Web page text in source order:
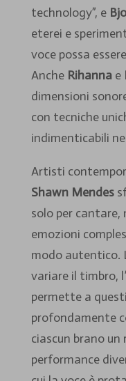
technology”, e
eterei e
voce possa
Anche Rihannae
dimensioni
con tecniche
indimenticabili
Artisti
Shawn Mendes
solo per cantare,
emozioni
modo autentico.
variare il timbro,
permette a
profondamente
ciascun brano
performance